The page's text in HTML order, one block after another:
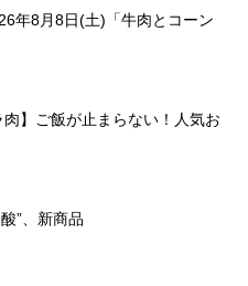
年8月8日(土)「牛肉とコーン
肉】ご飯が止まらない！人気お
”、新商品